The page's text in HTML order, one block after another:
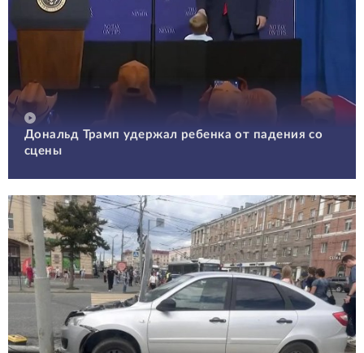
Дональд Трамп удержал ребенка от падения со
сцены